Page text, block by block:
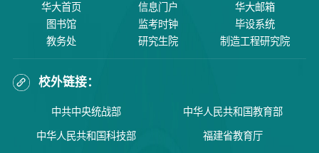
华大首页 信息门户
华大邮箱
图书馆
监考时钟
毕设系统
教务处
研究生院 制造工程研究院
校外链接：
中共中央统战部 中华人民共和国教育部
中华人民共和国科技部 福建省教育厅